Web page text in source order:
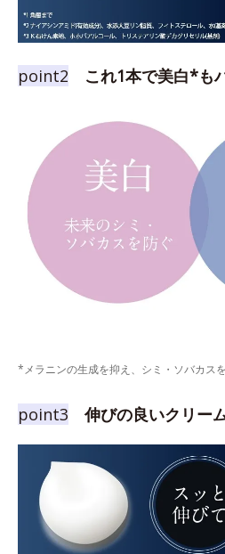
point2 これ1本で美白*も
*メラニンの生成を抑え、シミ・ソバカス
point3 伸びの良いクリー